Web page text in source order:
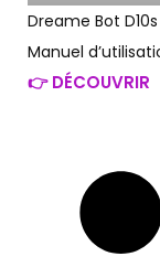
Dreame Bot
Manuel
👉 DÉCOUVRIR